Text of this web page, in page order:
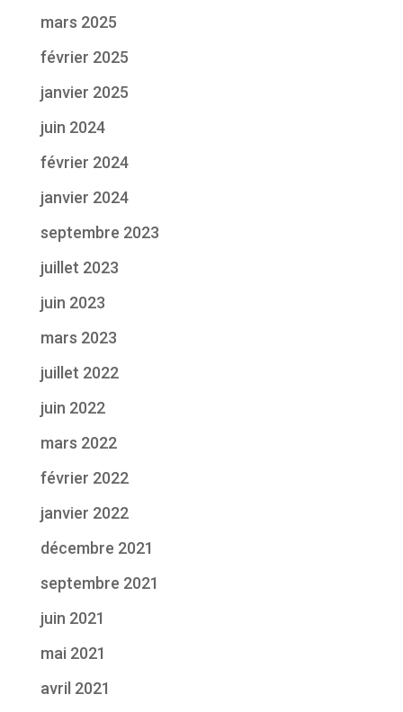
mars 2025
février 2025
janvier 2025
juin 2024
février 2024
janvier 2024
septembre 2023
juillet 2023
juin 2023
mars 2023
juillet 2022
juin 2022
mars 2022
février 2022
janvier 2022
décembre 2021
septembre 2021
juin 2021
mai 2021
avril 2021